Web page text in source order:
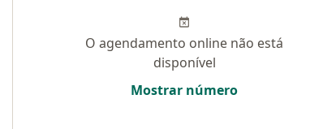
O agendamento online não está
disponível
Mostrar número